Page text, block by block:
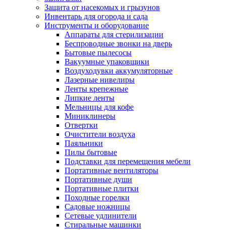
Защита от насекомых и грызунов
Инвентарь для огорода и сада
Инструменты и оборудование
Аппараты для стерилизации
Беспроводные звонки на дверь
Бытовые пылесосы
Вакуумные упаковщики
Воздуходувки аккумуляторные
Лазерные нивелиры
Ленты крепежные
Липкие ленты
Мельницы для кофе
Миниклинеры
Отвертки
Очистители воздуха
Паяльники
Пилы бытовые
Подставки для перемещения мебели
Портативные вентиляторы
Портативные души
Портативные плитки
Походные горелки
Садовые ножницы
Сетевые удлинители
Стиральные машинки